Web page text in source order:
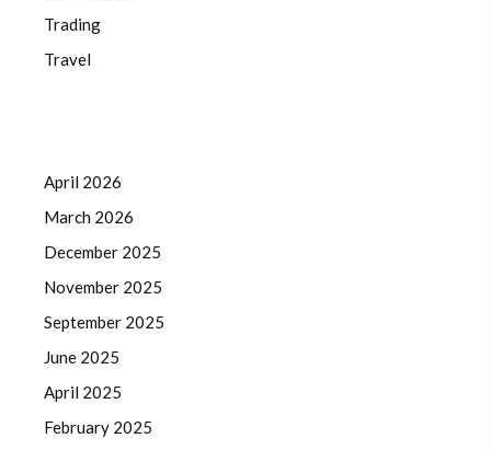
Trading
Travel
April 2026
March 2026
December 2025
November 2025
September 2025
June 2025
April 2025
February 2025